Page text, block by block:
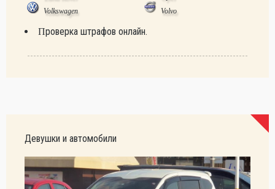
Volkswagen
Volvo
Проверка штрафов онлайн.
Девушки и автомобили